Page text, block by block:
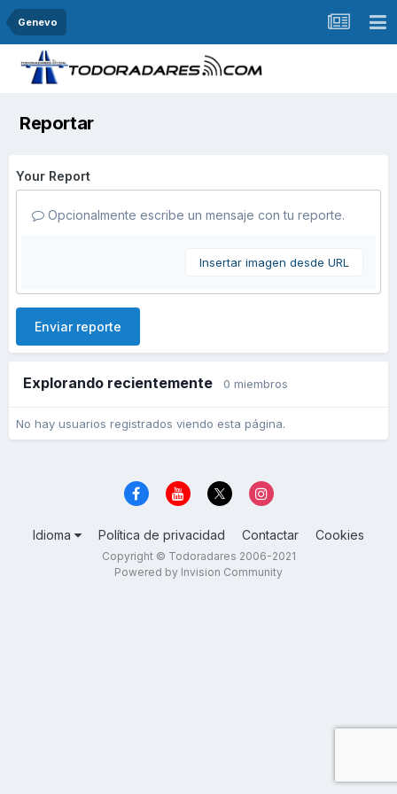
Genevo
Reportar
Your Report
Opcionalmente escribe un mensaje con tu reporte.
Insertar imagen desde URL
Enviar reporte
Explorando recientemente 0 miembros
No hay usuarios registrados viendo esta página.
Idioma Política de privacidad Contactar Cookies
Copyright © Todoradares 2006-2021
Powered by Invision Community